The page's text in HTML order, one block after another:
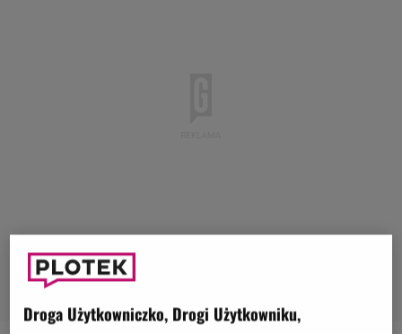
Droga Użytkowniczko, Drogi Użytkowniku,